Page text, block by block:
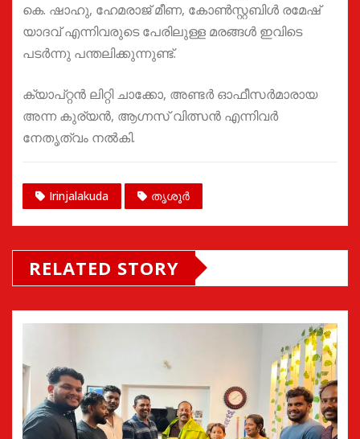
കെ. ഷാഹു, ഹേമരാജ് മീണ, കോൺസ്റ്റബിൾ രമേഷ്
യാദവ് എന്നിവരുടെ പേരിലുള്ള മരങ്ങൾ ഇവിടെ
പടർന്നു പന്തലിക്കുന്നുണ്ട്.
ക്യാപ്റ്റൻ ലിറ്റി ചാക്കോ, അണ്ടർ ഓഫീസർമാരായ
അന്ന കുര്യൻ, ആഗ്നസ് വിത്സൻ എന്നിവർ
നേതൃത്വം നൽകി.
Irinjalakuda തൃശൂർ
RELATED STORY